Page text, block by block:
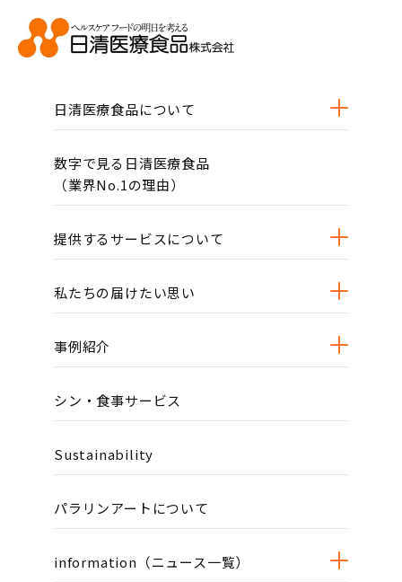
日清医療食品について
数字で見る日清医療食品
（業界No.1の理由）
提供するサービスについて
私たちの届けたい思い
事例紹介
シン・食事サービス
Sustainability
パラリンアートについて
information（ニュース一覧）